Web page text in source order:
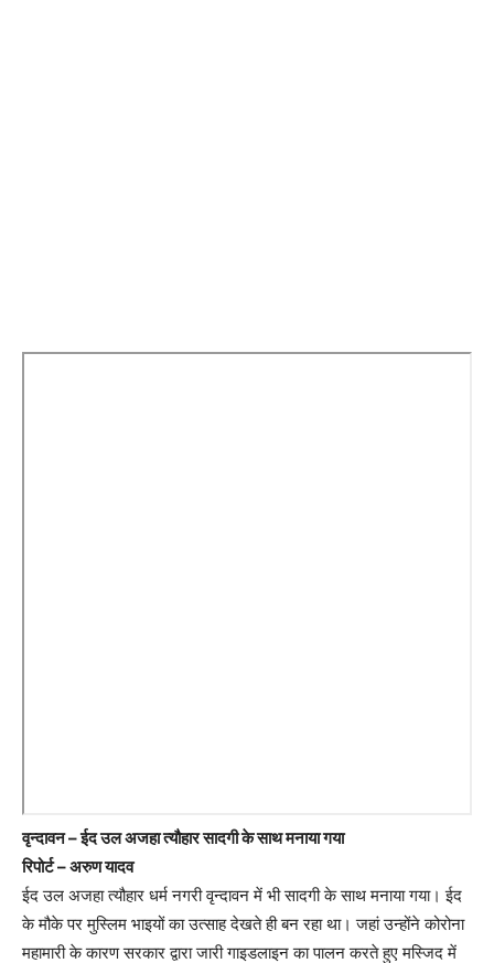
वृन्दावन – ईद उल अजहा त्यौहार सादगी के साथ मनाया गया
रिपोर्ट – अरुण यादव
ईद उल अजहा त्यौहार धर्म नगरी वृन्दावन में भी सादगी के साथ मनाया गया। ईद
के मौके पर मुस्लिम भाइयों का उत्साह देखते ही बन रहा था। जहां उन्होंने कोरोना
महामारी के कारण सरकार द्वारा जारी गाइडलाइन का पालन करते हुए मस्जिद में